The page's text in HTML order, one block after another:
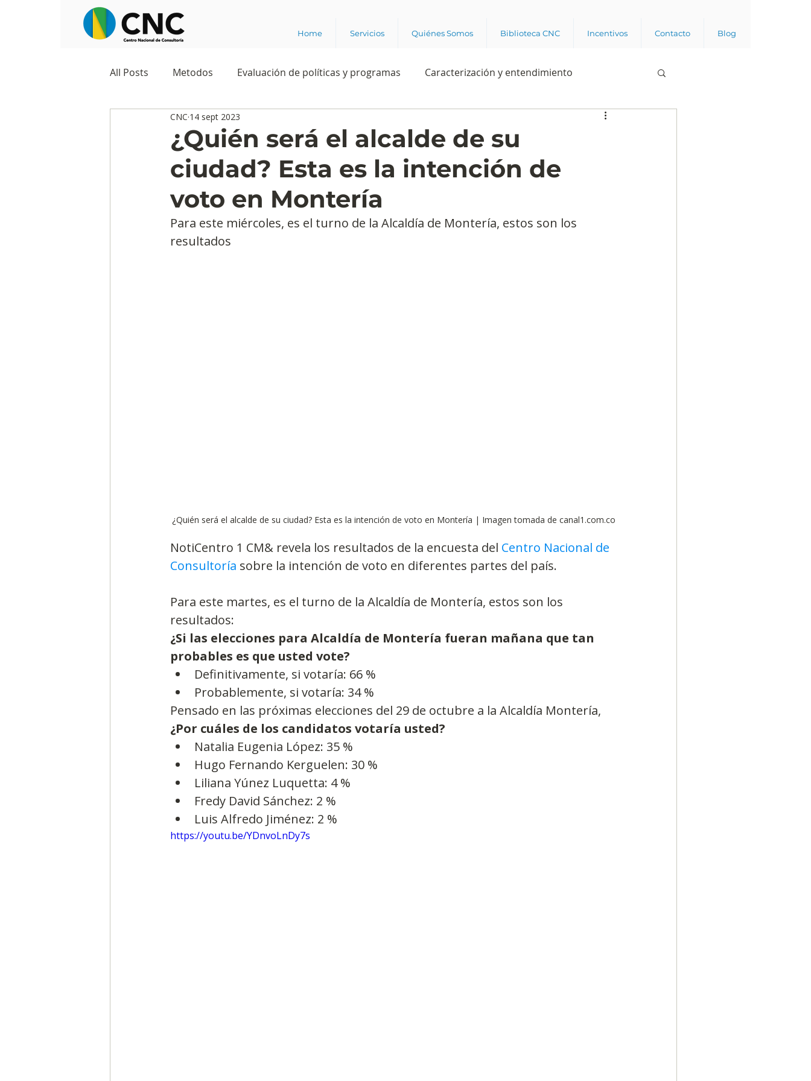
Home Servicios Quiénes Somos Biblioteca CNC Incentivos Contacto Blog
All Posts Metodos Evaluación de políticas y programas Caracterización y entendimiento
Observatorios sociales Business analytics
Predicciones y tendencias Rating Política Intención de voto Consultas de opinión pública
Marketing Cultura y ambiente laboral Experiencia del cliente Experiencia del trabajador
¿Quién será el alcalde de su
ciudad? Esta es la intención de
voto en Montería
CNC 14 sept 2023
Para este miércoles, es el turno de la Alcaldía de Montería, estos son los
resultados
¿Quién será el alcalde de su ciudad? Esta es la intención de voto en Montería | Imagen tomada de canal1.com.co
NotiCentro 1 CM& revela los resultados de la encuesta del Centro Nacional de
Consultoría sobre la intención de voto en diferentes partes del país.
Para este martes, es el turno de la Alcaldía de Montería, estos son los
resultados:
¿Si las elecciones para Alcaldía de Montería fueran mañana que tan
probables es que usted vote?
Definitivamente, si votaría: 66 %
Probablemente, si votaría: 34 %
Pensado en las próximas elecciones del 29 de octubre a la Alcaldía Montería,
¿Por cuáles de los candidatos votaría usted?
Natalia Eugenia López: 35 %
Hugo Fernando Kerguelen: 30 %
Liliana Yúnez Luquetta: 4 %
Fredy David Sánchez: 2 %
Luis Alfredo Jiménez: 2 %
https://youtu.be/YDnvoLnDy7s